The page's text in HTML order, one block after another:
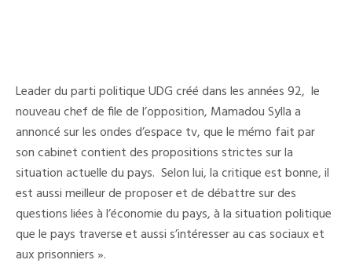
Leader du parti politique UDG créé dans les années 92, le
nouveau chef de file de l’opposition, Mamadou Sylla a
annoncé sur les ondes d’espace tv, que le mémo fait par
son cabinet contient des propositions strictes sur la
situation actuelle du pays. Selon lui, la critique est bonne, il
est aussi meilleur de proposer et de débattre sur des
questions liées à l’économie du pays, à la situation politique
que le pays traverse et aussi s’intéresser au cas sociaux et
aux prisonniers ».